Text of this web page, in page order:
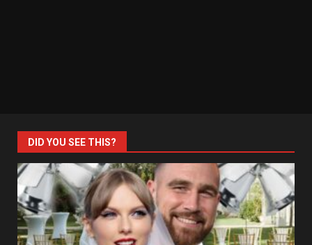
DID YOU SEE THIS?